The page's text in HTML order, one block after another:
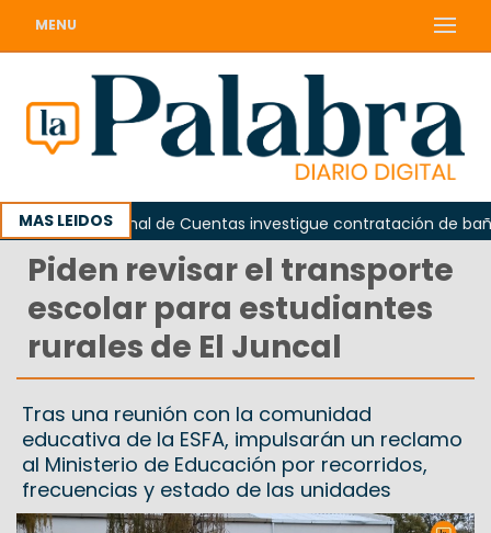
MENU
MAS LEIDOS
el Tribunal de Cuentas investigue contratación de baños
Piden revisar el transporte
escolar para estudiantes
rurales de El Juncal
Tras una reunión con la comunidad
educativa de la ESFA, impulsarán un reclamo
al Ministerio de Educación por recorridos,
frecuencias y estado de las unidades